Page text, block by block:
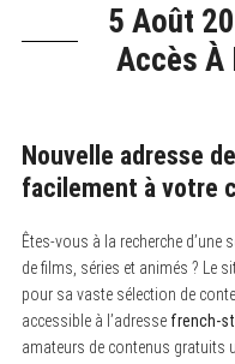
5 Août
Accès À
Nouvelle adresse
facilement à votre
Êtes-vous à la recherche
de films, séries et animés ? Le
pour sa vaste sélection de
accessible à l’adresse french-
amateurs de contenus gratuits